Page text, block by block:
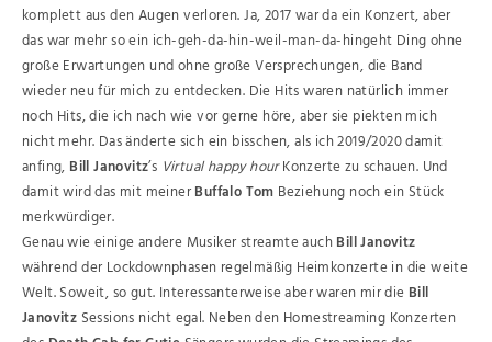
komplett aus den Augen verloren. Ja, 2017 war da ein Konzert, aber
das war mehr so ein ich-geh-da-hin-weil-man-da-hingeht Ding ohne
große Erwartungen und ohne große Versprechungen, die Band
wieder neu für mich zu entdecken. Die Hits waren natürlich immer
noch Hits, die ich nach wie vor gerne höre, aber sie piekten mich
nicht mehr. Das änderte sich ein bisschen, als ich 2019/2020 damit
anfing, Bill Janovitz’s Virtual happy hourKonzerte zu schauen. Und
damit wird das mit meinerBuffalo Tom Beziehung noch ein Stück
merkwürdiger.
Genau wie einige andere Musiker streamte auchBill Janovitz
während der Lockdownphasen regelmäßig Heimkonzerte in die weite
Welt. Soweit, so gut. Interessanterweise aber waren mir die Bill
Janovitz Sessions nicht egal. Neben den Homestreaming Konzerten